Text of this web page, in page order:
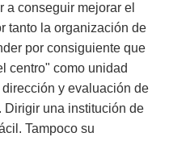
a conseguir mejorar el
tanto la organización de
por consiguiente que
centro" como unidad
y evaluación de
Dirigir una institución de
Tampoco su